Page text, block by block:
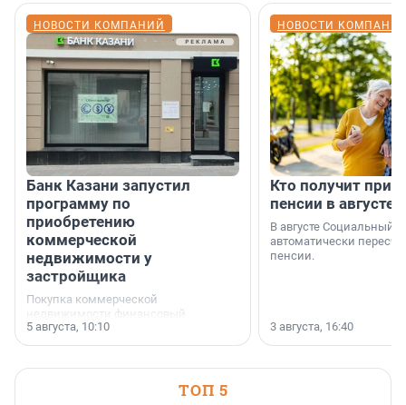
НОВОСТИ КОМПАНИЙ
Банк Казани запустил
программу по
приобретению
коммерческой
недвижимости у
застройщика
Покупка коммерческой
недвижимости финансовый
инструмент, доступный для многих
предпринимателей. Будь то новый
или готовый арендный бизнес —
успех сделки зависит от правильного
5 августа, 10:10
НОВОСТИ
Кто получит
пенсии в августе
В августе Социальный
автоматически
пенсии.
3 августа, 16:40
ТОП 5